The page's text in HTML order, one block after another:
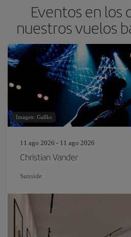
Eventos en los
nuestros vuelos
Imagen: Gallks
11 ago 2026 - 11 ago 2026
Christian Vander
Sunside